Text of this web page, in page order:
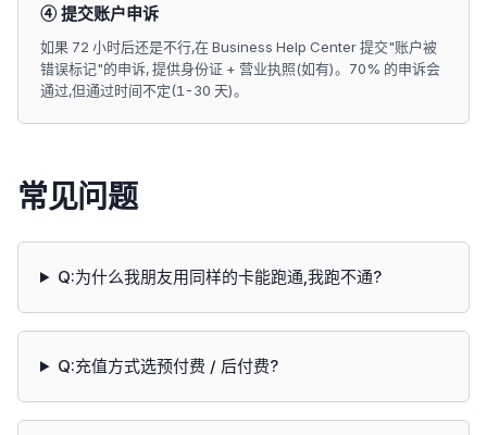
④ 提交账户申诉
如果 72 小时后还是不行,在 Business Help Center 提交"账户被
错误标记"的申诉, 提供身份证 + 营业执照(如有)。70% 的申诉会
通过,但通过时间不定(1-30 天)。
常见问题
Q:为什么我朋友用同样的卡能跑通,我跑不通?
Q:充值方式选预付费 / 后付费?